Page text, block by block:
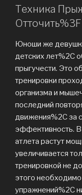
Техника
Отточить%3F
Юноши же
детских лет%2C
прыгучести. Это
тренировки
организма и
последний
движения%2C за
эффективность.
атлета растут
увеличивается
тренировкой не
этого
упражнений%2C